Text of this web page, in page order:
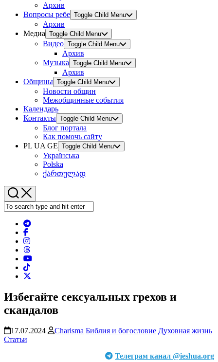
Архив
Вопросы ребе Toggle Child Menu
Архив
Медиа Toggle Child Menu
Видео Toggle Child Menu
Архив
Музыка Toggle Child Menu
Архив
Общины Toggle Child Menu
Новости общин
Межобщинные события
Календарь
Контакты Toggle Child Menu
Блог портала
Как помочь сайту
PL UA GE Toggle Child Menu
Українська
Polska
ქართულად
Избегайте сексуальных грехов и
скандалов
17.07.2024 Charisma Библия и богословие Духовная жизнь
Статьи
Телеграм канал @ieshua.org